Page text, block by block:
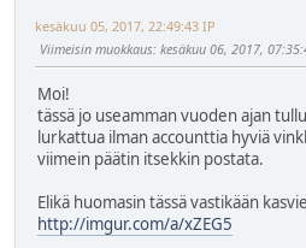
kesäkuu 05, 2017, 22:49:43 IP
Viimeisin muokkaus: kesäkuu 06, 2017,
Moi!
tässä jo useamman vuoden ajan
lurkattua ilman accounttia hyviä
viimein päätin itsekkin postata.
Elikä huomasin tässä vastikään
http://imgur.com/a/xZEG5